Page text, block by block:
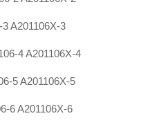
A201106X-3
4 A201106X-4
5 A201106X-5
6 A201106X-6